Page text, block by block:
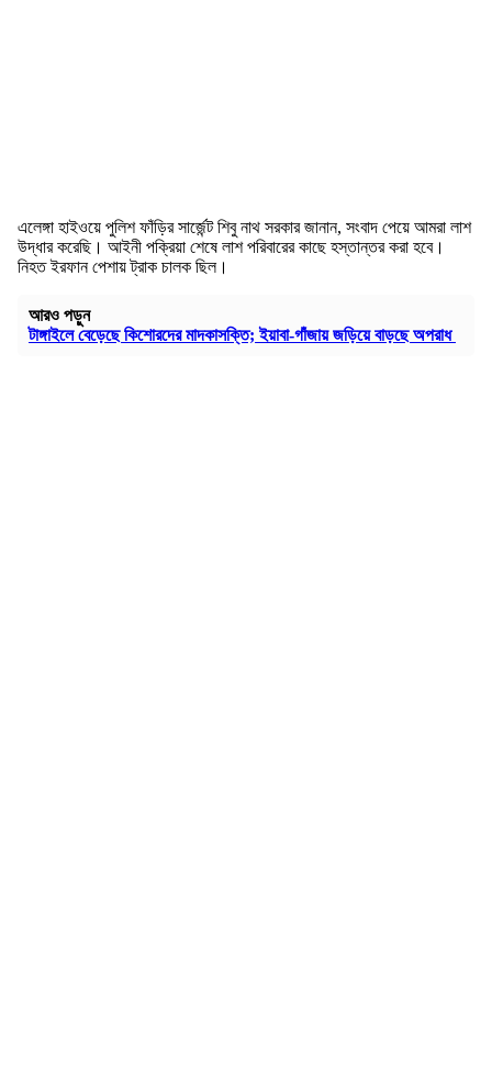
এলেঙ্গা হাইওয়ে পুলিশ ফাঁড়ির সার্জেন্ট শিবু নাথ সরকার জানান, সংবাদ পেয়ে আমরা লাশ
উদ্ধার করেছি। আইনী পক্রিয়া শেষে লাশ পরিবারের কাছে হস্তান্তর করা হবে।
নিহত ইরফান পেশায় ট্রাক চালক ছিল।
আরও পড়ুন
টাঙ্গাইলে বেড়েছে কিশোরদের মাদকাসক্তি; ইয়াবা-গাঁজায় জড়িয়ে বাড়ছে অপরাধ